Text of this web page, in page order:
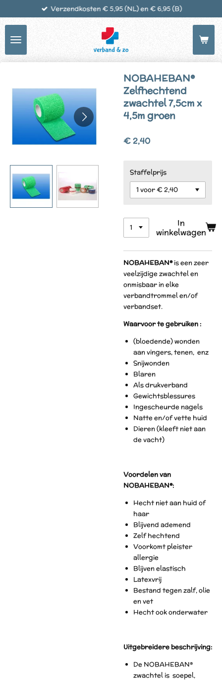
de
hoofdinhoud
Verzendkosten € 5,95 (NL) en € 6,95 (B)
NOBAHEBAN®
Zelfhechtend
zwachtel 7,5cm x
4,5m groen
€ 2,40
Staffelprijs
In
winkelwagen
NOBAHEBAN®is een zeer
veelzijdige zwachtel en
onmisbaar in elke
verbandtrommel en/of
verbandset.
Waarvoor te gebruiken :
(bloedende) wonden
aan vingers, tenen, enz
Snijwonden
Blaren
Als drukverband
Gewichtsblessures
Ingescheurde nagels
Natte en/of vette huid
Dieren (kleeft niet aan
de vacht)
Voordelen van
NOBAHEBAN®:
Hecht niet aan huid of
haar
Blijvend ademend
Zelf hechtend
Voorkomt pleister
allergie
Blijven elastisch
Latexvrij
Bestand tegen zalf, olie
en vet
Hecht ook onderwater
Uitgebreidere beschrijving:
De NOBAHEBAN®
zwachtel is soepel,